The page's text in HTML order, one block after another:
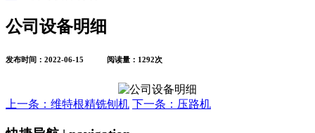
公司设备明细
发布时间：2022-06-15 阅读量：1292次
上一条：维特根精铣刨机 下一条：压路机